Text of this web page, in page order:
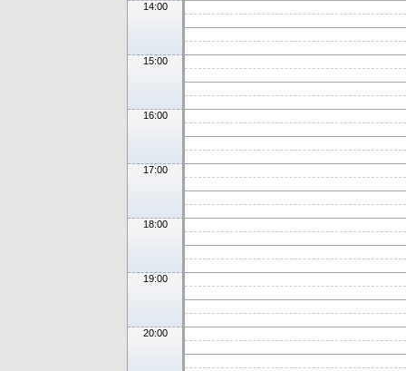
14:00
15:00
16:00
17:00
18:00
19:00
20:00